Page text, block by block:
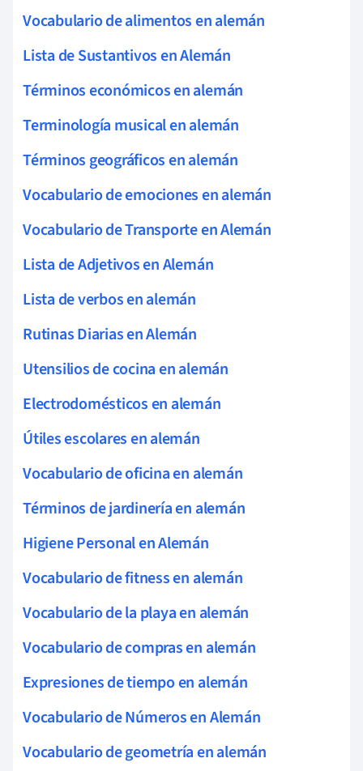
Vocabulario de alimentos en alemán
Lista de Sustantivos en Alemán
Términos económicos en alemán
Terminología musical en alemán
Términos geográficos en alemán
Vocabulario de emociones en alemán
Vocabulario de Transporte en Alemán
Lista de Adjetivos en Alemán
Lista de verbos en alemán
Rutinas Diarias en Alemán
Utensilios de cocina en alemán
Electrodomésticos en alemán
Útiles escolares en alemán
Vocabulario de oficina en alemán
Términos de jardinería en alemán
Higiene Personal en Alemán
Vocabulario de fitness en alemán
Vocabulario de la playa en alemán
Vocabulario de compras en alemán
Expresiones de tiempo en alemán
Vocabulario de Números en Alemán
Vocabulario de geometría en alemán